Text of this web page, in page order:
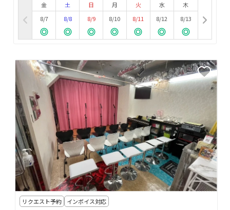
金
8/7
土
8/8
日
8/9
月
8/10
火
8/11
水
8/12
木
8/13
リクエスト予約 インボイス対応